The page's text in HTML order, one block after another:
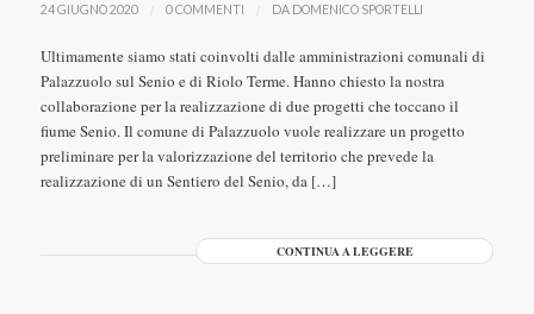
24 GIUGNO 2020 / 0 COMMENTI / DA DOMENICO SPORTELLI
Ultimamente siamo stati coinvolti dalle amministrazioni comunali di
Palazzuolo sul Senio e di Riolo Terme. Hanno chiesto la nostra
collaborazione per la realizzazione di due progetti che toccano il
fiume Senio. Il comune di Palazzuolo vuole realizzare un progetto
preliminare per la valorizzazione del territorio che prevede la
realizzazione di un Sentiero del Senio, da […]
CONTINUA A LEGGERE